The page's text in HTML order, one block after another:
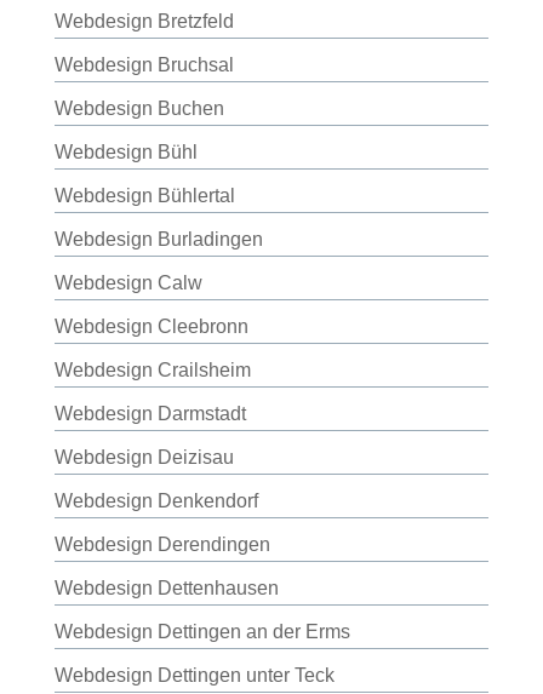
Webdesign Bretzfeld
Webdesign Bruchsal
Webdesign Buchen
Webdesign Bühl
Webdesign Bühlertal
Webdesign Burladingen
Webdesign Calw
Webdesign Cleebronn
Webdesign Crailsheim
Webdesign Darmstadt
Webdesign Deizisau
Webdesign Denkendorf
Webdesign Derendingen
Webdesign Dettenhausen
Webdesign Dettingen an der Erms
Webdesign Dettingen unter Teck